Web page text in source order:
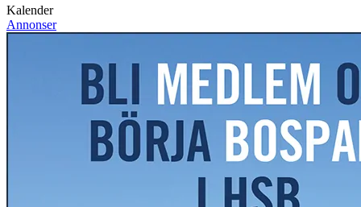
Kalender
Annonser